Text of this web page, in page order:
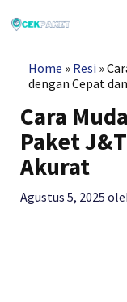
ke
Home » Resi »
dengan Cepat
Cara
Paket
Akurat
Agustus 5, 2025